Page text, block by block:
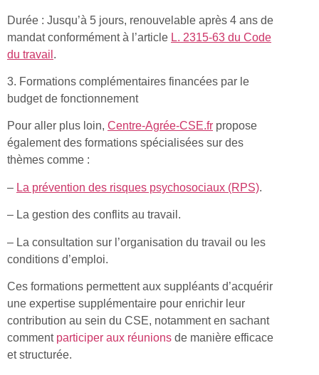
Durée : Jusqu’à 5 jours, renouvelable après 4 ans de
mandat conformément à l’article L. 2315-63 du Code
du travail .
3. Formations complémentaires financées par le
budget de fonctionnement
Pour aller plus loin, Centre-Agrée-CSE.fr propose
également des formations spécialisées sur des
thèmes comme :
– La prévention des risques psychosociaux (RPS).
– La gestion des conflits au travail.
– La consultation sur l’organisation du travail ou les
conditions d’emploi.
Ces formations permettent aux suppléants d’acquérir
une expertise supplémentaire pour enrichir leur
contribution au sein du CSE, notamment en sachant
comment participer aux réunions de manière efficace
et structurée.